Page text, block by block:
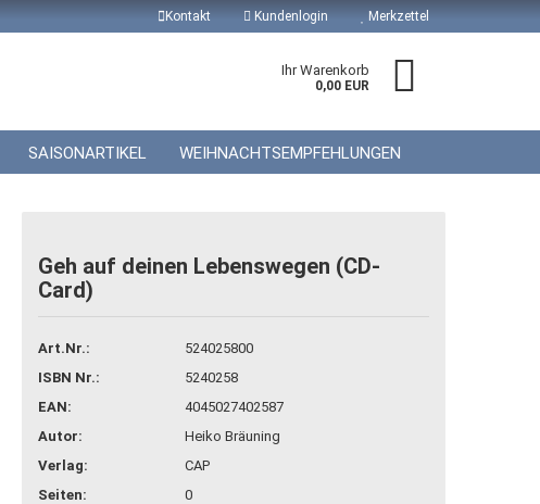
Kontakt Kundenlogin
Passwort vergessen?
Merkzettel
Ihr Warenkorb
0,00 EUR
SAISONARTIKEL WEIHNACHTSEMPFEHLUNGEN
Geh auf deinen Lebenswegen (CD-
Card)
Art.Nr.:
524025800
ISBN Nr.:
5240258
EAN:
4045027402587
Autor:
Heiko Bräuning
Verlag:
CAP
Seiten:
0